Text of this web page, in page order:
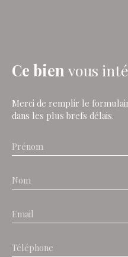
Ce bien vous
Merci de remplir le
dans les plus brefs délais.
Prénom
Nom
Email
Téléphone